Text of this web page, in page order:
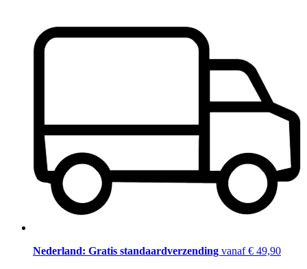
Nederland: Gratis standaardverzending vanaf € 49,90